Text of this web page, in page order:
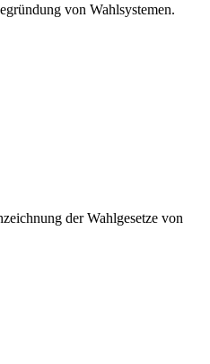
von Wahlsystemen.
der Wahlgesetze von